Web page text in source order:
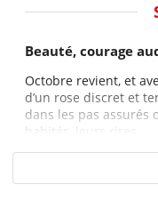
Beauté, courage
Octobre revient, et
d’un rose discret et
dans les pas assurés
habités, leurs rires...